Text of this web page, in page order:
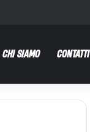
CHI SIAMO CONTATTI